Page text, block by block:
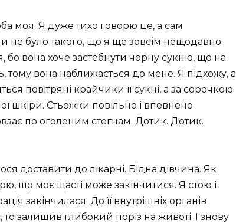
моя. Я дуже тихо говорю це, а сам
не було такого, що я ще зовсім нещодавно
бо вона хоче застебнути чорну сукню, що на
тому вона наближається до мене. Я підхожу, а
повітряні крайчики її сукні, а за сорочкою
шкіри. Стьожки повільно і впевнено
по оголеним стегнам. Дотик. Дотик.
доставити до лікарні. Бідна дівчина. Як
що моє щасті може закінчитися. Я стою і
закінчилася. До її внутрішніх органів
то залишив глибокий поріз на животі. І знову